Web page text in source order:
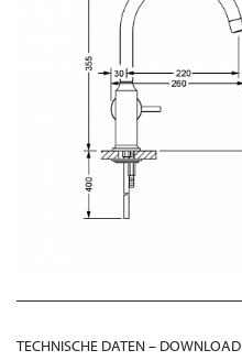
TECHNISCHE DATEN – DOWNLOAD